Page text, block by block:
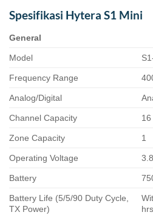
Spesifikasi Hytera S1 Mini
General
Model
Frequency Range
Analog/Digital
Channel Capacity 16
Zone Capacity 1
Operating Voltage
Battery
Battery Life (5/5/90 Duty Cycle,
TX Power)